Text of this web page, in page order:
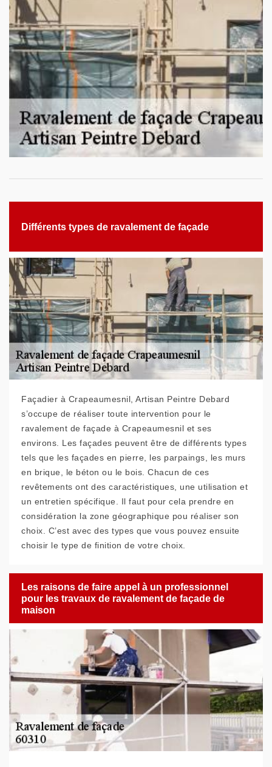
Différents types de ravalement de façade
Façadier à Crapeaumesnil, Artisan Peintre Debard
s’occupe de réaliser toute intervention pour le
ravalement de façade à Crapeaumesnil et ses
environs. Les façades peuvent être de différents types
tels que les façades en pierre, les parpaings, les murs
en brique, le béton ou le bois. Chacun de ces
revêtements ont des caractéristiques, une utilisation et
un entretien spécifique. Il faut pour cela prendre en
considération la zone géographique pou réaliser son
choix. C’est avec des types que vous pouvez ensuite
choisir le type de finition de votre choix.
Les raisons de faire appel à un professionnel
pour les travaux de ravalement de façade de
maison